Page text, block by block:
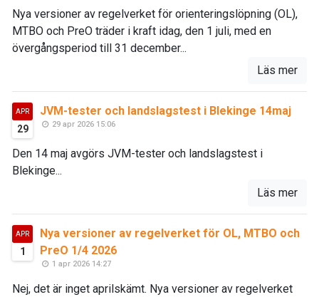
Nya versioner av regelverket för orienteringslöpning (OL),
MTBO och PreO träder i kraft idag, den 1 juli, med en
övergångsperiod till 31 december...
Läs mer
APR
29
JVM-tester och landslagstest i Blekinge 14maj
29 apr 2026 15:06
Den 14 maj avgörs JVM-tester och landslagstest i
Blekinge...
Läs mer
APR
1
Nya versioner av regelverket för OL, MTBO och
PreO 1/4 2026
1 apr 2026 14:27
Nej, det är inget aprilskämt. Nya versioner av regelverket